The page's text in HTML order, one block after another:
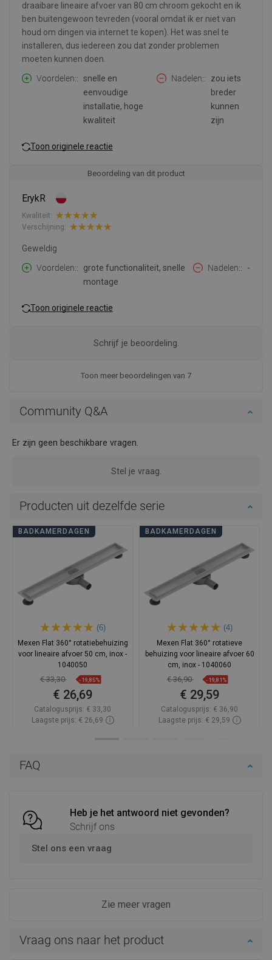
FAQ
Heb je het antwoord niet gevonden?
Schrijf ons
Stel ons een vraag
Zie meer vragen
draaibare lineaire afvoer van 80 cm chroom gekocht en ik
ben buitengewoon tevreden (vooral omdat ik er niet van
houd om dingen via internet te kopen). Het was snel te
installeren, dus iedereen zou dat zonder problemen
moeten kunnen doen.
Voordelen:
snelle en
eenvoudige
installatie, hoge
kwaliteit
Nadelen:
zou iets
breder
kunnen
zijn
Toon originele reactie
Beoordeling van dit product
ErykR
Kwaliteit:
Verschijning:
Geweldig
Voordelen:
grote functionaliteit, snelle
montage
Nadelen: -
Toon originele reactie
Toon meer beoordelingen van 7
Schrijf je beoordeling.
Community Q&A
Er zijn geen beschikbare vragen.
Stel je vraag.
Vraag ons naar het product
Producten uit dezelfde serie
BADKAMERDAGEN
(6)
Mexen Flat 360° rotatiebehuizing
voor lineaire afvoer 50 cm, inox -
1040050
€ 33,30 -19,85%
€ 26,69
Catalogusprijs: € 33,30
Laagste prijs: € 26,69
BADKAMERDAGEN
(4)
Mexen Flat 360° rotatieve
behuizing voor lineaire afvoer 60
cm, inox - 1040060
€ 36,90 -19,81%
€ 29,59
Catalogusprijs: € 36,90
Laagste prijs: € 29,59